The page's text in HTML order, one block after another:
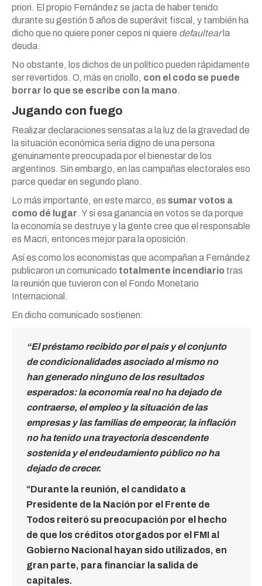
priori. El propio Fernández se jacta de haber tenido
durante su gestión 5 años de superávit fiscal, y también ha
dicho que no quiere poner cepos ni quiere defaultearla
deuda.
No obstante, los dichos de un político pueden rápidamente
ser revertidos. O, más en criollo, con el codo se puede
borrar lo que se escribe con la mano.
Jugando con fuego
Realizar declaraciones sensatas a la luz de la gravedad de
la situación económica sería digno de una persona
genuinamente preocupada por el bienestar de los
argentinos. Sin embargo, en las campañas electorales eso
parce quedar en segundo plano.
Lo más importante, en este marco, es sumar votos a
como dé lugar. Y si esa ganancia en votos se da porque
la economía se destruye y la gente cree que el responsable
es Macri, entonces mejor para la oposición.
Así es como los economistas que acompañan a Fernández
publicaron un comunicado totalmente incendiario tras
la reunión que tuvieron con el Fondo Monetario
Internacional.
En dicho comunicado sostienen:
“El préstamo recibido por el país y el conjunto
de condicionalidades asociado al mismo no
han generado ninguno de los resultados
esperados: la economía real no ha dejado de
contraerse, el empleo y la situación de las
empresas y las familias de empeorar, la inflación
no ha tenido una trayectoria descendente
sostenida y el endeudamiento público no ha
dejado de crecer.
“Durante la reunión, el candidato a
Presidente de la Nación por el Frente de
Todos reiteró su preocupación por el hecho
de que los créditos otorgados por el FMI al
Gobierno Nacional hayan sido utilizados, en
gran parte, para financiar la salida de
capitales.